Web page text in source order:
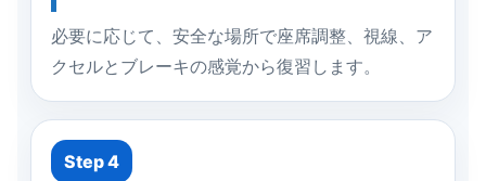
必要に応じて、安全な場所で座席調整、視線、ア
クセルとブレーキの感覚から復習します。
Step 4